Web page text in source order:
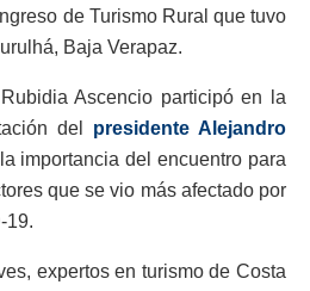
de Turismo Rural que tuvo
Baja Verapaz.
Ascencio participó en la
del
presidente Alejandro
importancia del encuentro para
que se vio más afectado por
19.
expertos en turismo de Costa